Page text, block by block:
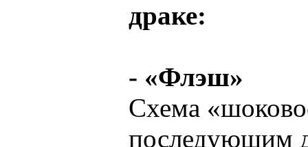
драке:
- «Флэш»
Схема
последующим